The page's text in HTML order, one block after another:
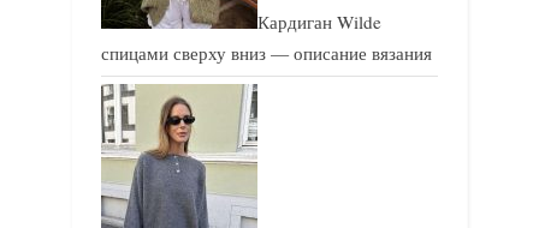
Кардиган Wilde
спицами сверху вниз — описание вязания